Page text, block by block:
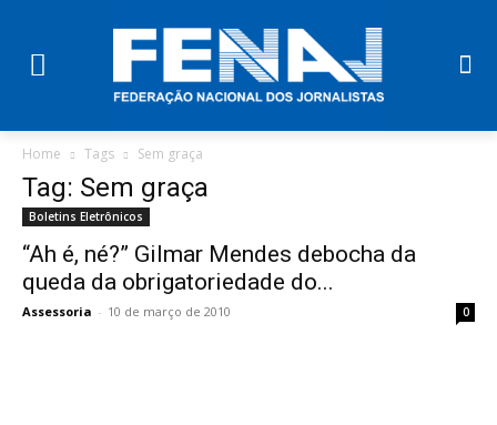
Home Tags Sem graça
Tag: Sem graça
Boletins Eletrônicos
“Ah é, né?” Gilmar Mendes debocha da
queda da obrigatoriedade do...
Assessoria - 10 de março de 2010 0